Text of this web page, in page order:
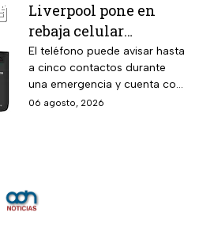
2026.
Liverpool pone en
rebaja celular
CellAllure Bienestar
para adultos mayores
con botón SOS y hasta
6 MSI
El teléfono puede avisar hasta
a cinco contactos durante
una emergencia y cuenta con
envío gratis a domicilio
06 agosto, 2026